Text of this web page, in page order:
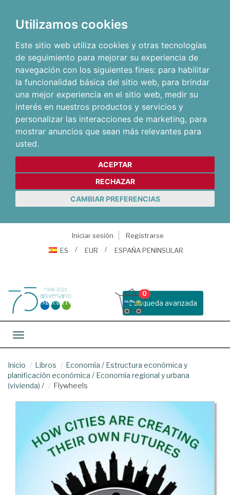
Utilizamos cookies
Este sitio web utiliza cookies y otras tecnologías
de seguimiento para mejorar su experiencia de
navegación con los siguientes fines: para habilitar
la funcionalidad básica del sitio web, para brindar
una mejor experiencia en el sitio web, medir su
interés en nuestros productos y servicios y
personalizar las interacciones de marketing, para
mostrar anuncios que sean más relevantes para
usted.
ACEPTAR
RECHAZAR
CAMBIAR PREFERENCIAS
Iniciar sesión
Registrarse
ES
EUR ESPAÑA PENINSULAR
Busqueda avanzada
0
Toggle navigation
Inicio Libros Economía / Estructura económica y
planificación económica / Economía regional y urbana
(vivienda) / Flywheels